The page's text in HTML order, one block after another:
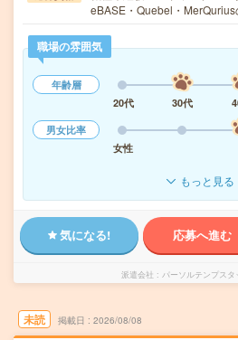
eBASE・Quebel・
職場の雰囲気
年齢層
20代
30代
男女比率
女性
もっと見る
気になる! 応募へ進む
派遣会社 パーソルテンプスタ
未読 掲載日 2026/08/08